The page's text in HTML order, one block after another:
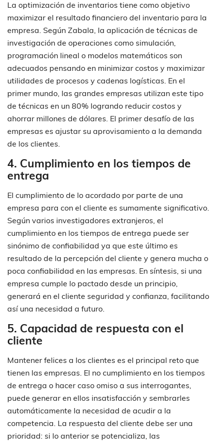
La optimización de inventarios tiene como objetivo
maximizar el resultado financiero del inventario para la
empresa. Según Zabala, la aplicación de técnicas de
investigación de operaciones como simulación,
programación lineal o modelos matemáticos son
adecuados pensando en minimizar costos y maximizar
utilidades de procesos y cadenas logísticas. En el
primer mundo, las grandes empresas utilizan este tipo
de técnicas en un 80% logrando reducir costos y
ahorrar millones de dólares. El primer desafío de las
empresas es ajustar su aprovisamiento a la demanda
de los clientes.
4. Cumplimiento en los tiempos de
entrega
El cumplimiento de lo acordado por parte de una
empresa para con el cliente es sumamente significativo.
Según varios investigadores extranjeros, el
cumplimiento en los tiempos de entrega puede ser
sinónimo de confiabilidad ya que este último es
resultado de la percepción del cliente y genera mucha o
poca confiabilidad en las empresas. En síntesis, si una
empresa cumple lo pactado desde un principio,
generará en el cliente seguridad y confianza, facilitando
así una necesidad a futuro.
5. Capacidad de respuesta con el
cliente
Mantener felices a los clientes es el principal reto que
tienen las empresas. El no cumplimiento en los tiempos
de entrega o hacer caso omiso a sus interrogantes,
puede generar en ellos insatisfacción y sembrarles
automáticamente la necesidad de acudir a la
competencia. La respuesta del cliente debe ser una
prioridad: si lo anterior se potencializa, las